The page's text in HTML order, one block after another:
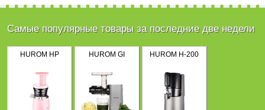
Самые популярные товары за последние две недели
HUROM HP HUROM GI HUROM H-200